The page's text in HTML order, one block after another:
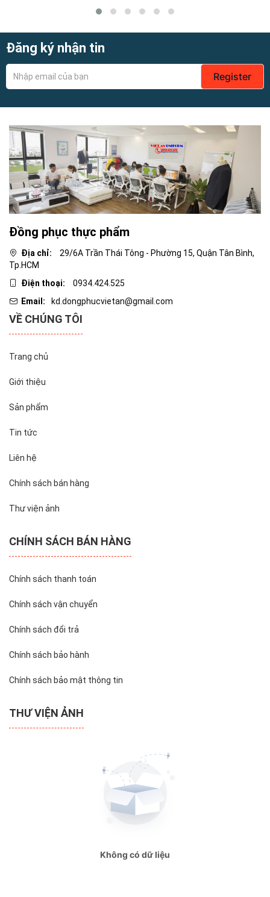
Đăng ký nhận tin
Register
Đồng phục thực phẩm
Địa chỉ:
29/6A Trần Thái Tông - Phường 15, Quận Tân Bình,
Tp.HCM
Điện thoại:
0934.424.525
Email:
kd.dongphucvietan@gmail.com
VỀ CHÚNG TÔI
Trang chủ
Giới thiệu
Sản phẩm
Tin tức
Liên hệ
Chính sách bán hàng
Thư viện ảnh
CHÍNH SÁCH BÁN HÀNG
Chính sách thanh toán
Chính sách vận chuyển
Chính sách đổi trả
Chính sách bảo hành
Chính sách bảo mật thông tin
THƯ VIỆN ẢNH
Không có dữ liệu